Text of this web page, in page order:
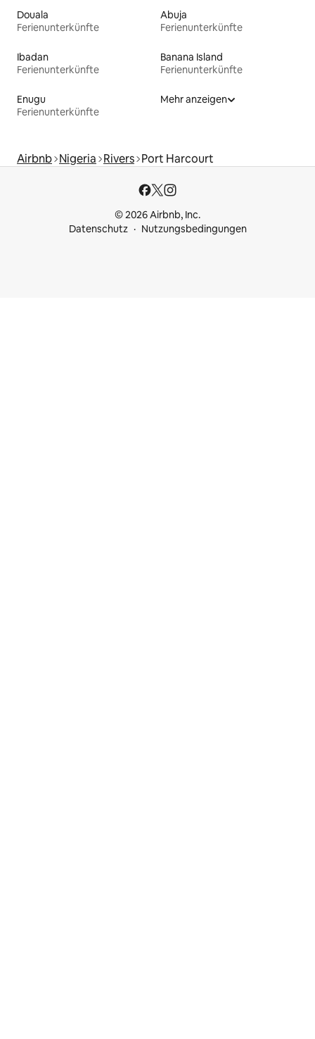
Douala
Ferienunterkünfte
Abuja
Ferienunterkünfte
Ibadan
Ferienunterkünfte
Banana Island
Ferienunterkünfte
Enugu
Ferienunterkünfte
Mehr anzeigen
Airbnb Nigeria Rivers Port Harcourt
© 2026 Airbnb, Inc.
Datenschutz
Nutzungsbedingungen